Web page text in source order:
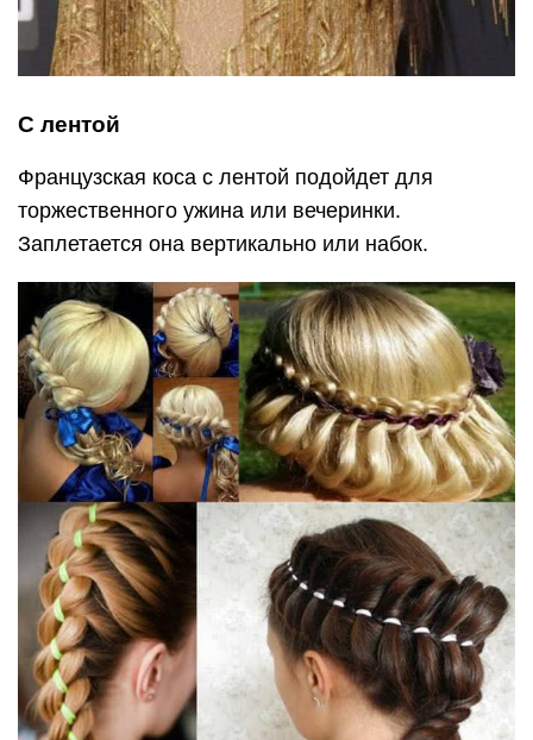
С лентой
Французская коса с лентой подойдет для
торжественного ужина или вечеринки.
Заплетается она вертикально или набок.